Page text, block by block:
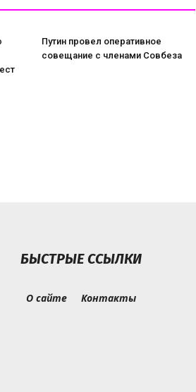
Путин провел оперативное
совещание с членами Совбеза
БЫСТРЫЕ ССЫЛКИ
О сайте Контакты